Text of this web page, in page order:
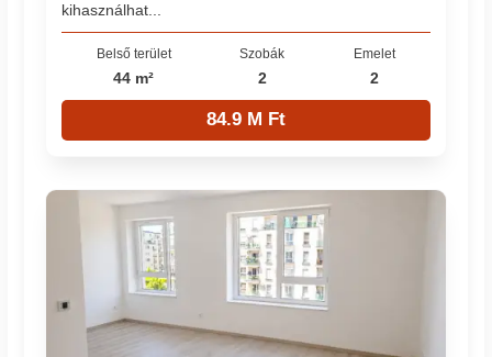
kihasználhat...
Belső terület
44 m²
Szobák
2
Emelet
2
84.9 M Ft